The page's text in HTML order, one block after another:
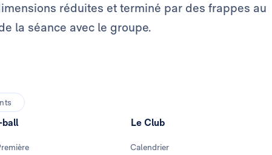
réduites et terminé par des frappes au
la séance avec le groupe.
ball Le Club
Calendrier